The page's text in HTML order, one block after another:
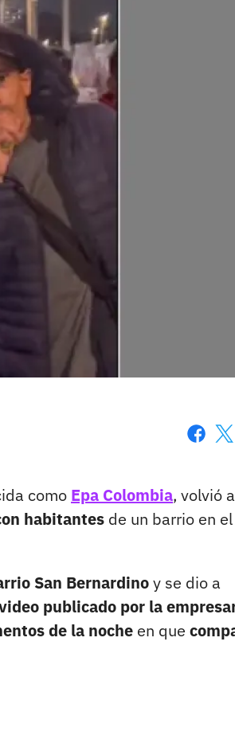
como Epa Colombia, volvió
habitantes de un barrio en el
San Bernardinoy se dio a
publicado por la
de la noche en que